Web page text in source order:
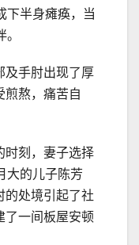
下半身瘫痪，当
及手肘出现了厚
煎熬，痛苦自
时刻，妻子选择
大的儿子陈芳
的处境引起了社
了一间板屋安顿